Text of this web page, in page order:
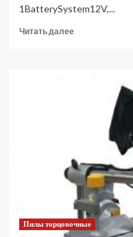
1BatterySystem12V,...
Читать далееПрочитать
HS004GZ01
Пилы торцовочные